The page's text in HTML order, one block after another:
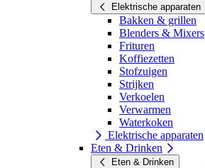
Elektrische apparaten
Bakken & grillen
Blenders & Mixers
Frituren
Koffiezetten
Stofzuigen
Strijken
Verkoelen
Verwarmen
Waterkoken
Elektrische apparaten
Eten & Drinken
Eten & Drinken